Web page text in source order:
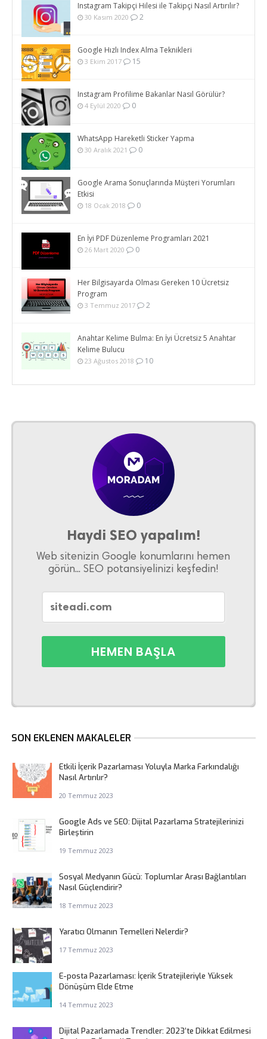
Instagram Takipçi Hilesi ile Takipçi Nasıl Artırılır?
30 Kasım 2020 2
Google Hızlı Index Alma Teknikleri
3 Ekim 2017 15
Instagram Profilime Bakanlar Nasıl Görülür?
4 Eylül 2020 0
WhatsApp Hareketli Sticker Yapma
30 Aralık 2021 0
Google Arama Sonuçlarında Müşteri Yorumları
Etkisi
18 Ocak 2018 0
En İyi PDF Düzenleme Programları 2021
26 Mart 2020 0
Her Bilgisayarda Olması Gereken 10 Ücretsiz
Program
3 Temmuz 2017 2
Anahtar Kelime Bulma: En İyi Ücretsiz 5 Anahtar
Kelime Bulucu
23 Ağustos 2018 10
Haydi SEO yapalım!
Web sitenizin Google konumlarını hemen
görün... SEO potansiyelinizi keşfedin!
SON EKLENEN MAKALELER
Etkili İçerik Pazarlaması Yoluyla Marka Farkındalığı
Nasıl Artırılır?
20 Temmuz 2023
Google Ads ve SEO: Dijital Pazarlama Stratejilerinizi
Birleştirin
19 Temmuz 2023
Sosyal Medyanın Gücü: Toplumlar Arası Bağlantıları
Nasıl Güçlendirir?
18 Temmuz 2023
Yaratıcı Olmanın Temelleri Nelerdir?
17 Temmuz 2023
E-posta Pazarlaması: İçerik Stratejileriyle Yüksek
Dönüşüm Elde Etme
14 Temmuz 2023
Dijital Pazarlamada Trendler: 2023’te Dikkat Edilmesi